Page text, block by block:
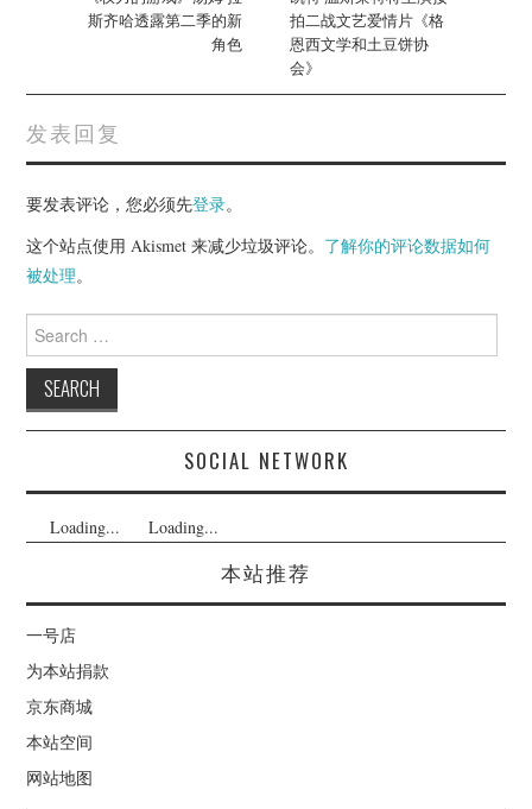
斯齐哈透露第二季的新
角色
拍二战文艺爱情片《格
恩西文学和土豆饼协
会》
发表回复
要发表评论，您必须先登录。
这个站点使用 Akismet 来减少垃圾评论。 了解你的评论数据如何
被处理。
Search
for:
SOCIAL NETWORK
Loading... Loading...
本站推荐
一号店
为本站捐款
京东商城
本站空间
网站地图